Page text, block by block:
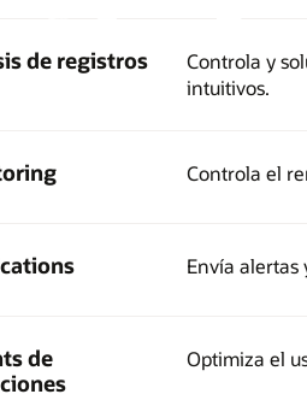
de registros
Controla y
intuitivos.
Controla el
Envía alertas
de
Optimiza el